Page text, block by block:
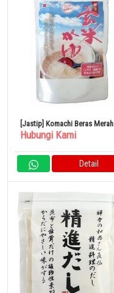
[Jastip] Komachi Beras Merah
Berkecambah Gayu
Hubungi Kami
Detail